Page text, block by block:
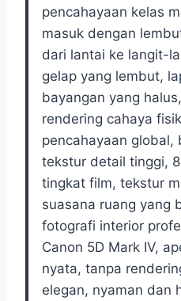
pencahayaan kelas
masuk dengan
dari lantai ke langit-
gelap yang lembut,
bayangan yang
rendering cahaya
pencahayaan global,
tekstur detail tinggi,
tingkat film, tekstur
suasana ruang yang
fotografi interior
Canon 5D Mark IV,
nyata, tanpa
elegan, nyaman dan